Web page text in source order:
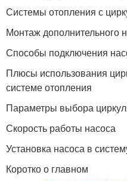
Системы отопления с
Монтаж дополнительного
Способы подключения
Плюсы использования
системе отопления
Параметры выбора
Скорость работы насоса
Установка насоса в
Коротко о главном